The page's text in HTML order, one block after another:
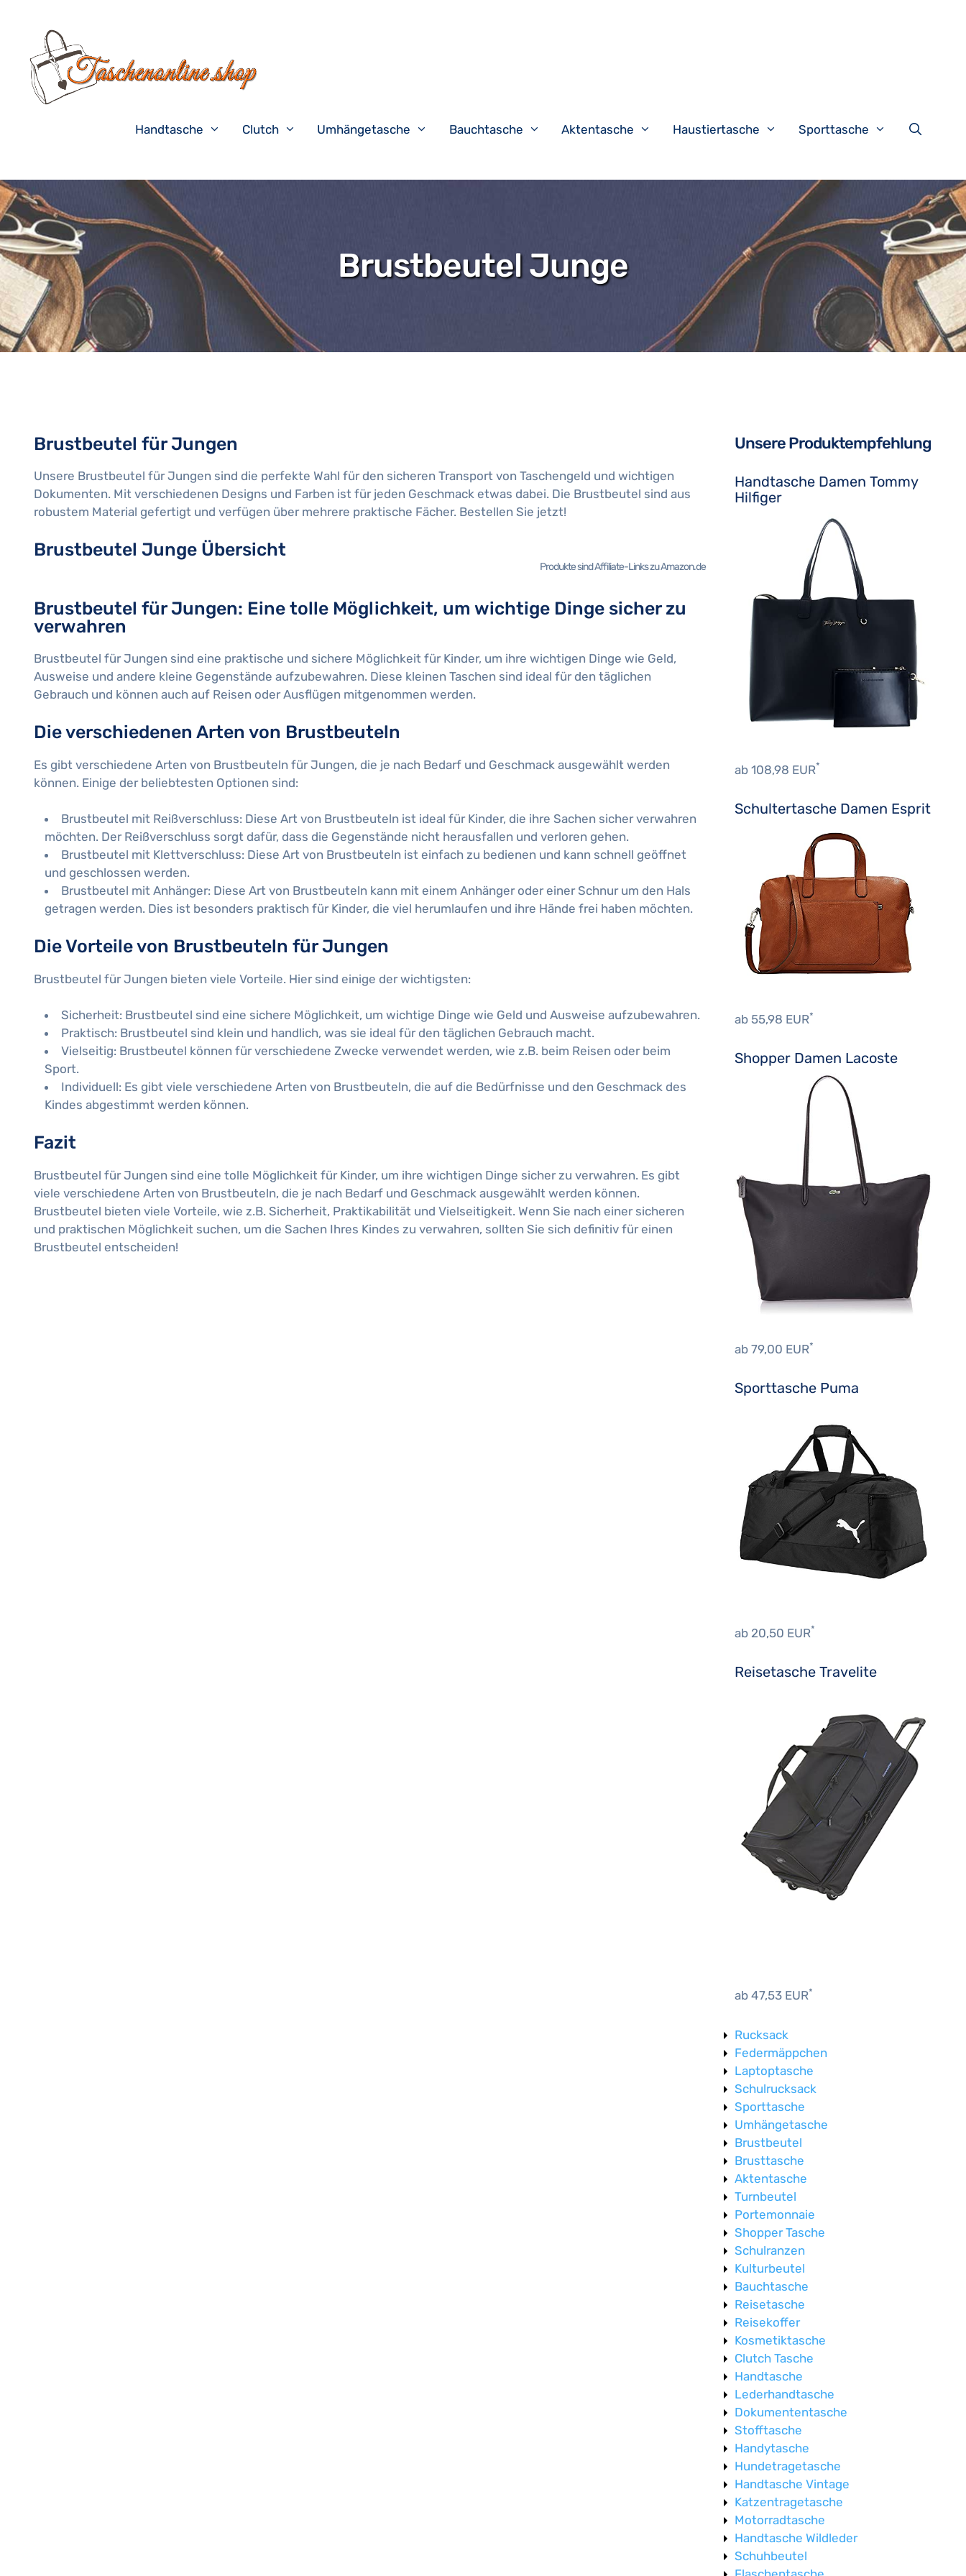
springen
Handtasche Clutch Umhängetasche Bauchtasche Aktentasche Haustiertasche Sporttasche
Brustbeutel Junge
Brustbeutel für Jungen
Unsere Brustbeutel für Jungen sind die perfekte Wahl für den sicheren Transport von Taschengeld und wichtigen
Dokumenten. Mit verschiedenen Designs und Farben ist für jeden Geschmack etwas dabei. Die Brustbeutel sind aus
robustem Material gefertigt und verfügen über mehrere praktische Fächer. Bestellen Sie jetzt!
Brustbeutel Junge Übersicht
Produkte sind Affiliate-Links zu Amazon.de
Brustbeutel für Jungen: Eine tolle Möglichkeit, um wichtige Dinge sicher zu
verwahren
Brustbeutel für Jungen sind eine praktische und sichere Möglichkeit für Kinder, um ihre wichtigen Dinge wie Geld,
Ausweise und andere kleine Gegenstände aufzubewahren. Diese kleinen Taschen sind ideal für den täglichen
Gebrauch und können auch auf Reisen oder Ausflügen mitgenommen werden.
Die verschiedenen Arten von Brustbeuteln
Es gibt verschiedene Arten von Brustbeuteln für Jungen, die je nach Bedarf und Geschmack ausgewählt werden
können. Einige der beliebtesten Optionen sind:
Brustbeutel mit Reißverschluss: Diese Art von Brustbeuteln ist ideal für Kinder, die ihre Sachen sicher verwahren
möchten. Der Reißverschluss sorgt dafür, dass die Gegenstände nicht herausfallen und verloren gehen.
Brustbeutel mit Klettverschluss: Diese Art von Brustbeuteln ist einfach zu bedienen und kann schnell geöffnet
und geschlossen werden.
Brustbeutel mit Anhänger: Diese Art von Brustbeuteln kann mit einem Anhänger oder einer Schnur um den Hals
getragen werden. Dies ist besonders praktisch für Kinder, die viel herumlaufen und ihre Hände frei haben möchten.
Die Vorteile von Brustbeuteln für Jungen
Brustbeutel für Jungen bieten viele Vorteile. Hier sind einige der wichtigsten:
Sicherheit: Brustbeutel sind eine sichere Möglichkeit, um wichtige Dinge wie Geld und Ausweise aufzubewahren.
Praktisch: Brustbeutel sind klein und handlich, was sie ideal für den täglichen Gebrauch macht.
Vielseitig: Brustbeutel können für verschiedene Zwecke verwendet werden, wie z.B. beim Reisen oder beim
Sport.
Individuell: Es gibt viele verschiedene Arten von Brustbeuteln, die auf die Bedürfnisse und den Geschmack des
Kindes abgestimmt werden können.
Fazit
Brustbeutel für Jungen sind eine tolle Möglichkeit für Kinder, um ihre wichtigen Dinge sicher zu verwahren. Es gibt
viele verschiedene Arten von Brustbeuteln, die je nach Bedarf und Geschmack ausgewählt werden können.
Brustbeutel bieten viele Vorteile, wie z.B. Sicherheit, Praktikabilität und Vielseitigkeit. Wenn Sie nach einer sicheren
und praktischen Möglichkeit suchen, um die Sachen Ihres Kindes zu verwahren, sollten Sie sich definitiv für einen
Brustbeutel entscheiden!
Unsere Produktempfehlung
Handtasche Damen Tommy
Hilfiger
ab 108,98 EUR*
Schultertasche Damen Esprit
ab 55,98 EUR*
Shopper Damen Lacoste
ab 79,00 EUR*
Sporttasche Puma
ab 20,50 EUR*
Reisetasche Travelite
ab 47,53 EUR*
Rucksack
Federmäppchen
Laptoptasche
Schulrucksack
Sporttasche
Umhängetasche
Brustbeutel
Brusttasche
Aktentasche
Turnbeutel
Portemonnaie
Shopper Tasche
Schulranzen
Kulturbeutel
Bauchtasche
Reisetasche
Reisekoffer
Kosmetiktasche
Clutch Tasche
Handtasche
Lederhandtasche
Dokumententasche
Stofftasche
Handytasche
Hundetragetasche
Handtasche Vintage
Katzentragetasche
Motorradtasche
Handtasche Wildleder
Schuhbeutel